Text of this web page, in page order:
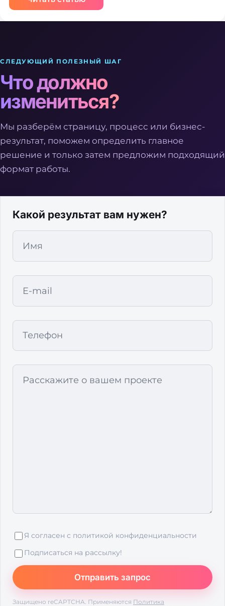
СЛЕДУЮЩИЙ ПОЛЕЗНЫЙ ШАГ
Что должно
измениться?
Мы разберём страницу, процесс или бизнес-
результат, поможем определить главное
решение и только затем предложим подходящий
формат работы.
Какой результат вам нужен?
Я согласен с политикой конфиденциальности
Подписаться на рассылку!
Защищено reCAPTCHA. Применяются Политика